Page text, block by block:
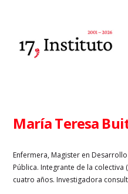
María Teresa
Enfermera, Magister en
Pública. Integrante de la
cuatro años. Investigadora